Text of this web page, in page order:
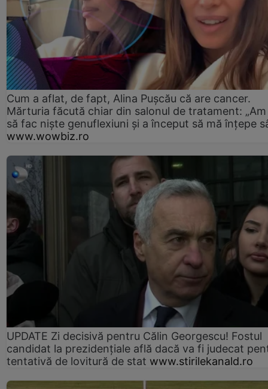
Cum a aflat, de fapt, Alina Pușcău că are cancer.
Mărturia făcută chiar din salonul de tratament:
să fac niște genuflexiuni și a început să mă înțepe
www.wowbiz.ro
UPDATE Zi decisivă pentru Călin Georgescu! Fostul
candidat la prezidențiale află dacă va fi judecat
tentativă de lovitură de stat www.stirilekanald.ro